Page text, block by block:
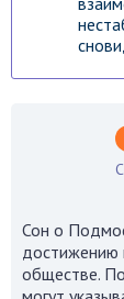
Сон о
достижению
обществе.